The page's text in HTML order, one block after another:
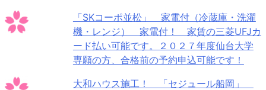
「SKコーポ並松」 家電付（冷蔵庫・洗濯
機・レンジ） 家電付！ 家賃の三菱UFJカ
ード払い可能です。２０２７年度仙台大学
専願の方、合格前の予約申込可能です！
大和ハウス施工！ 「セジュール船岡」